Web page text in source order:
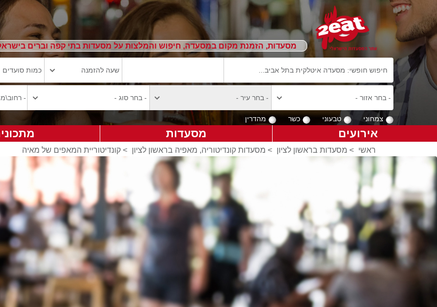
מסעדות, הזמנת מקום במסעדה, חיפוש והמלצות על מסעדות בתי קפה וברים
צמחוני טבעוני כשר מהדרין
אירועים מסעדות
ראשי > מסעדות בראשון לציון > מסעדות קונדיטוריה, מאפיה בראשון לציון > קונדיטוריית המאפים של מאיה